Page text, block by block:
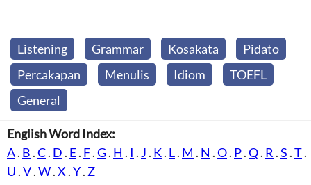
Listening Grammar Kosakata
Pidato
Percakapan
Menulis Idiom
TOEFL
General
English Word Index:
A. B .C. D . E. F.G. H . I . J . K. L. M . N .O. P.Q. R .S .T.
U .V.W.X .Y. Z